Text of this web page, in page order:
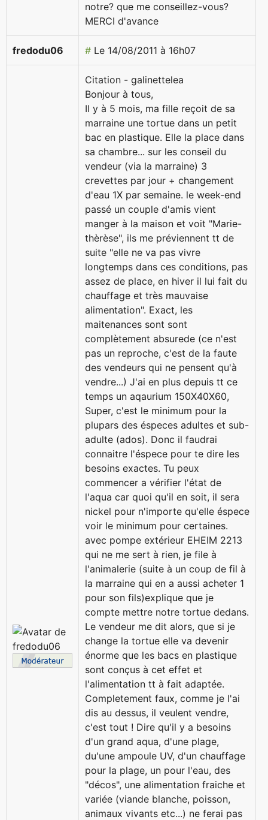
notre? que me conseillez-vous?
MERCI d'avance
fredodu06 # Le 14/08/2011 à 16h07
Citation - galinettelea
Bonjour à tous,
Il y à 5 mois, ma fille reçoit de sa
marraine une tortue dans un petit
bac en plastique. Elle la place dans
sa chambre... sur les conseil du
vendeur (via la marraine) 3
crevettes par jour + changement
d'eau 1X par semaine. le week-end
passé un couple d'amis vient
manger à la maison et voit "Marie-
thèrèse", ils me préviennent tt de
suite "elle ne va pas vivre
longtemps dans ces conditions, pas
assez de place, en hiver il lui fait du
chauffage et très mauvaise
alimentation". Exact, les
maitenances sont sont
complètement absurede (ce n'est
pas un reproche, c'est de la faute
des vendeurs qui ne pensent qu'à
vendre...) J'ai en plus depuis tt ce
temps un aqaurium 150X40X60,
Super, c'est le minimum pour la
plupars des éspeces adultes et sub-
adulte (ados). Donc il faudrai
connaitre l'éspece pour te dire les
besoins exactes. Tu peux
commencer a vérifier l'état de
l'aqua car quoi qu'il en soit, il sera
nickel pour n'importe qu'elle éspece
voir le minimum pour certaines.
avec pompe extérieur EHEIM 2213
qui ne me sert à rien, je file à
l'animalerie (suite à un coup de fil à
la marraine qui en a aussi acheter 1
pour son fils)explique que je
compte mettre notre tortue dedans.
Le vendeur me dit alors, que si je
change la tortue elle va devenir
énorme que les bacs en plastique
sont conçus à cet effet et
l'alimentation tt à fait adaptée.
Completement faux, comme je l'ai
dis au dessus, il veulent vendre,
c'est tout ! Dire qu'il y a besoins
d'un grand aqua, d'une plage,
du'une ampoule UV, d'un chauffage
pour la plage, un pour l'eau, des
"décos", une alimentation fraiche et
variée (viande blanche, poisson,
animaux vivants etc...) ne ferai pas